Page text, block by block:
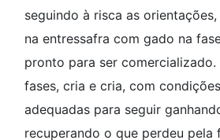
seguindo à risca as
na entressafra com gado na
pronto para ser comercializado.
fases, cria e cria, com
adequadas para seguir
recuperando o que perdeu pela